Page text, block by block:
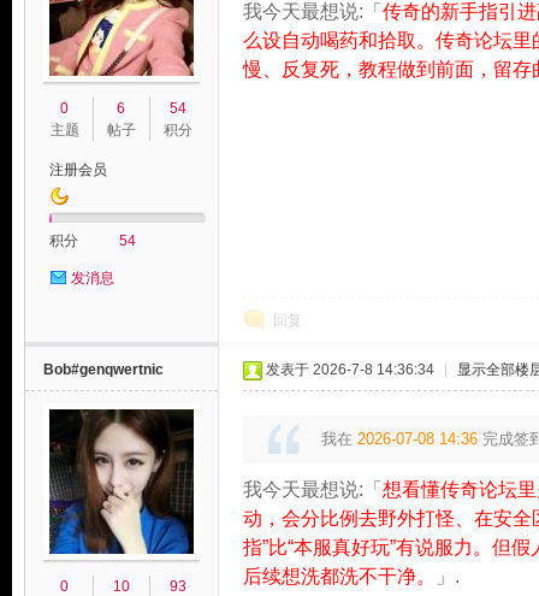
0
主题
6
帖子
54
积分
注册会员
积分 54
发消息
我今天最想说:「 传奇的新手指引
么设自动喝药和拾取。传奇论坛
慢、反复死，教程做到前面，留存
回复
Bob#genqwertnic
0
10
93
发表于 2026-7-8 14:36:34 显示全部楼
我在 2026-07-08 14:36完成签
我今天最想说:「 想看懂传奇论坛
动，会分比例去野外打怪、在安
指”比“本服真好玩”有说服力。但
后续想洗都洗不干净。
」.